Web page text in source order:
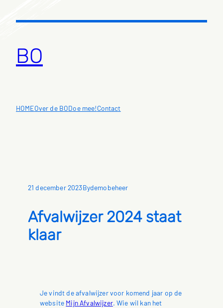
naar
BO
HOMEOver de BODoe mee!Contact
21 december 2023Bydemobeheer
Afvalwijzer 2024 staat
klaar
Je vindt de afvalwijzer voor komend jaar op de
website Mijn Afvalwijzer. Wie wil kan het